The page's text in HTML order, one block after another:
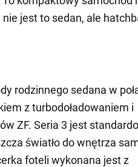
jest to sedan, ale
rodzinnego sedana w
z turbodoładowaniem i
ZF. Seria 3 jest
światło do wnętrza
foteli wykonana jest z